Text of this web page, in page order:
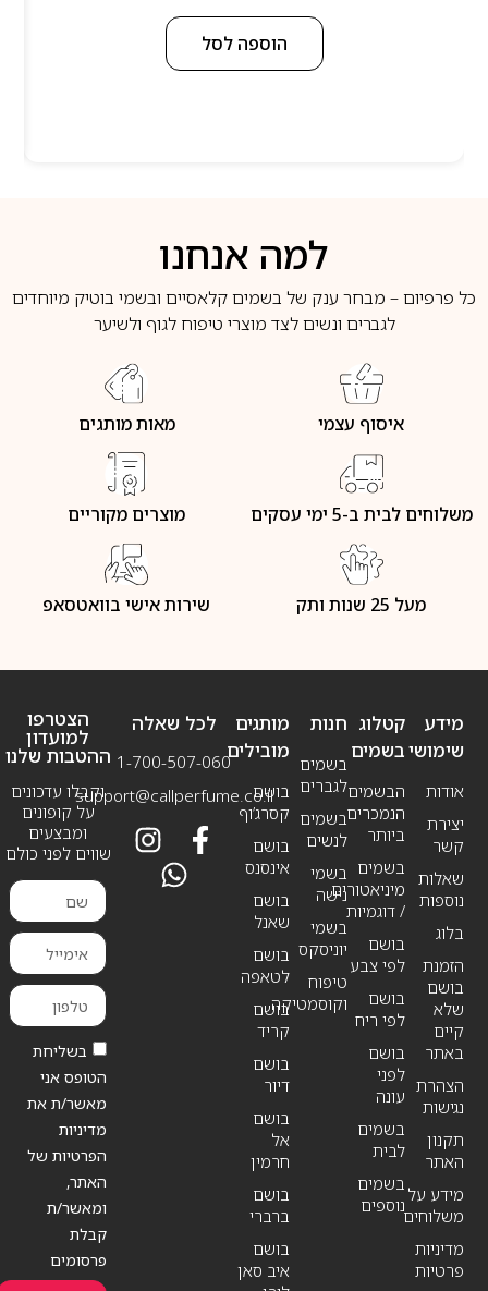
הוספה לסל
למה אנחנו
כל פרפיום – מבחר ענק של בשמים קלאסיים ובשמי בוטיק מיוחדים
לגברים ונשים לצד מוצרי טיפוח לגוף ולשיער
איסוף עצמי מאות מותגים
משלוחים לבית ב-5 ימי עסקים מוצרים מקוריים
מעל 25 שנות ותק שירות אישי בוואטסאפ
מידע
שימושי
אודות
יצירת
קשר
שאלות
נוספות
בלוג
הזמנת
בושם
שלא
קיים
באתר
הצהרת
נגישות
תקנון
האתר
מידע על
משלוחים
מדיניות
פרטיות
חנות
בשמים
לגברים
בשמים
לנשים
בשמי
נישה
בשמי
יוניסקס
טיפוח
וקוסמטיקה
קטלוג
בשמים
הבשמים
הנמכרים
ביותר
בשמים
מיניאטורים
/ דוגמיות
בושם
לפי צבע
בושם
לפי ריח
בושם
לפני
עונה
בשמים
לבית
בשמים
נוספים
מותגים
מובילים
בושם
קסרג’וף
בושם
אינסנס
בושם
שאנל
בושם
לטאפה
בושם
קריד
בושם
דיור
בושם
אל
חרמין
בושם
ברברי
בושם
איב סאן
לכל שאלה
1-700-507-060
support@callperfume.co.il
הצטרפו
למועדון
ההטבות שלנו
וקבלו עדכונים
על קופונים
ומבצעים
שווים לפני כולם
בשליחת
הטופס אני
מאשר/ת את
מדיניות
הפרטיות של
האתר,
ומאשר/ת
קבלת
פרסומים